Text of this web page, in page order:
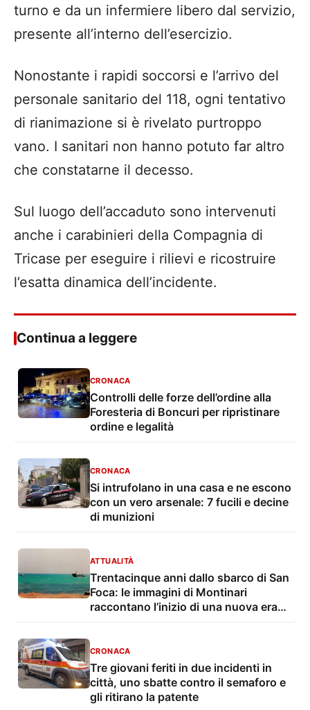
turno e da un infermiere libero dal servizio,
presente all’interno dell’esercizio.
Nonostante i rapidi soccorsi e l’arrivo del
personale sanitario del 118, ogni tentativo
di rianimazione si è rivelato purtroppo
vano. I sanitari non hanno potuto far altro
che constatarne il decesso.
Sul luogo dell’accaduto sono intervenuti
anche i carabinieri della Compagnia di
Tricase per eseguire i rilievi e ricostruire
l’esatta dinamica dell’incidente.
Continua a leggere
CRONACA
Controlli delle forze dell’ordine alla
Foresteria di Boncuri per ripristinare
ordine e legalità
CRONACA
Si intrufolano in una casa e ne escono
con un vero arsenale: 7 fucili e decine
di munizioni
ATTUALITÀ
Trentacinque anni dallo sbarco di San
Foca: le immagini di Montinari
raccontano l’inizio di una nuova era
CRONACA
Tre giovani feriti in due incidenti in
città, uno sbatte contro il semaforo e
gli ritirano la patente